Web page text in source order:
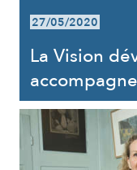
27/05/2020
La Vision